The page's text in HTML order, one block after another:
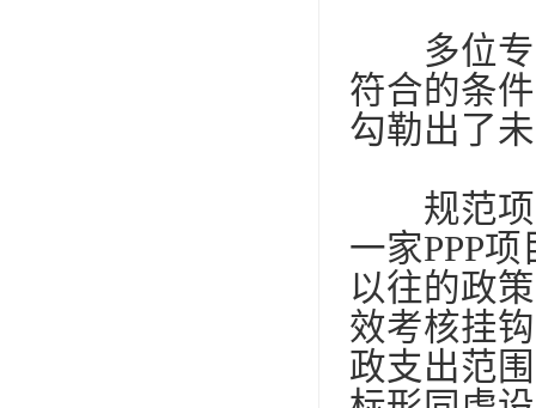
多位专
符合的条
勾勒出了
规范项
一家PPP项
以往的政
效考核挂
政支出范